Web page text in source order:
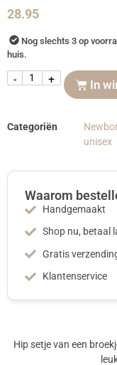
28.95
Nog slechts 3 op
huis.
- + In
Categoriën
unisex
Waarom
Handgemaakt
Shop nu, betaal
Gratis
Klantenservice
Hip setje van een